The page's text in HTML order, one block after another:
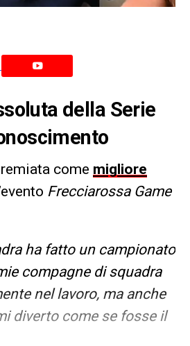
della Serie
come migliore
Frecciarossa Game
ha fatto un campionato
compagne di squadra
nel lavoro, ma anche
diverto come se fosse il